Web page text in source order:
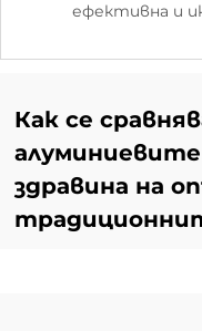
ефективна и
Как се
здравина на